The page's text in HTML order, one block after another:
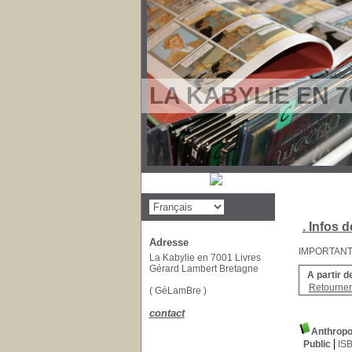
LA KABYLIE EN
. Infos
A partir
Public
Adresse
La Kabylie en 7001 Livres
Gérard Lambert Bretagne
( GéLamBre )
contact